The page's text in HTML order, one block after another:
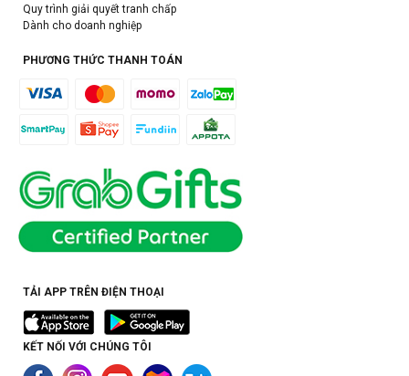
Quy trình giải quyết tranh chấp
Dành cho doanh nghiệp
PHƯƠNG THỨC THANH TOÁN
TẢI APP TRÊN ĐIỆN THOẠI
KẾT NỐI VỚI CHÚNG TÔI